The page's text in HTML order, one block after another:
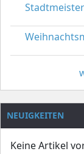
NEUIGKEITEN
Keine Artikel